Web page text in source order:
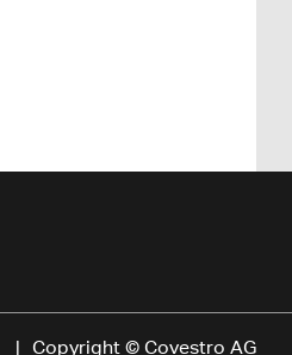
Copyright © Covestro AG